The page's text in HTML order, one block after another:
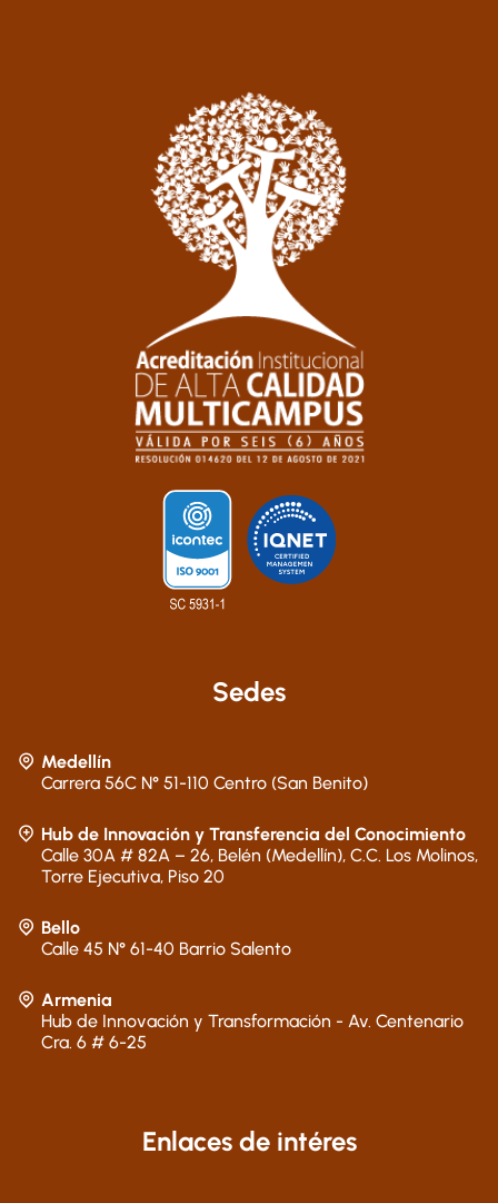
Sedes
Medellín
Carrera 56C N° 51-110 Centro (San Benito)
Hub de Innovación y Transferencia del Conocimiento
Calle 30A # 82A – 26, Belén (Medellín), C.C. Los Molinos,
Torre Ejecutiva, Piso 20
Bello
Calle 45 N° 61-40 Barrio Salento
Armenia
Hub de Innovación y Transformación - Av. Centenario
Cra. 6 # 6-25
Enlaces de intéres